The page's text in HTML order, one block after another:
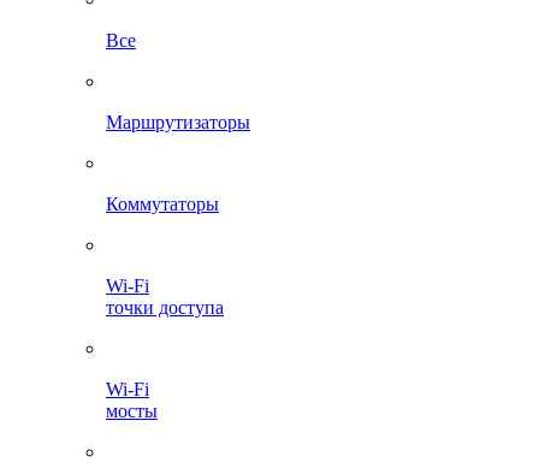
Все
Маршрутизаторы
Коммутаторы
Wi-Fi
точки доступа
Wi-Fi
мосты